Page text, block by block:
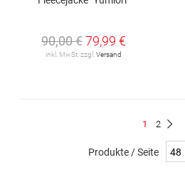
90,00 €79,99 €
inkl. MwSt. zzgl. Versand
Du
gerade
1 Seite
2
Produkte / Seite